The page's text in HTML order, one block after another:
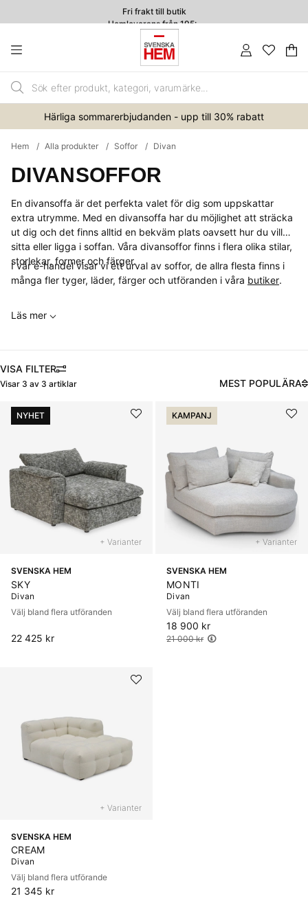
Fri frakt till butik
Hemleverans från 195:-
.
Härliga sommarerbjudanden - upp till 30% rabatt
Hem Alla produkter Soffor Divan
DIVANSOFFOR
En divansoffa är det perfekta valet för dig som uppskattar
extra utrymme. Med en divansoffa har du möjlighet att sträcka
ut dig och det finns alltid en bekväm plats oavsett hur du vill
sitta eller ligga i soffan. Våra divansoffor finns i flera olika stilar,
storlekar, former och färger.
I vår e-handel visar vi ett urval av soffor, de allra flesta finns i
många fler tyger, läder, färger och utföranden i våra butiker.
Läs mer
FILTRERA
Visar 3 av 3 artiklar MEST POPULÄRA
Produkter
NYHET
+ Varianter
SVENSKA HEM
SKY
Divan
Välj bland flera utföranden
22 425 kr
KAMPANJ
+ Varianter
SVENSKA HEM
MONTI
Divan
Välj bland flera utföranden
18 900 kr
Ordinarie pris:
21 000 kr
+ Varianter
SVENSKA HEM
CREAM
Divan
Välj bland flera utförande
21 345 kr